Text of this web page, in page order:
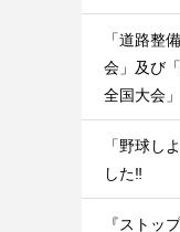
「道路整
会」及び
全国大会」
「野球し
した‼️
『ストッ